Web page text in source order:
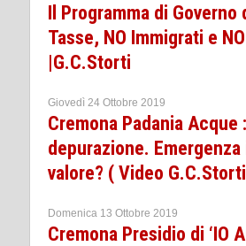
Il Programma di Governo
Tasse, NO Immigrati e
|G.C.Storti
Giovedì 24 Ottobre 2019
Cremona Padania Acque
depurazione.
valore? ( Video
Domenica 13 Ottobre 2019
Cremona Presidio di ‘IO